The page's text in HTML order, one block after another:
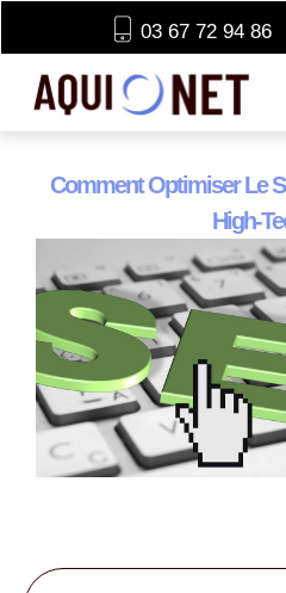
03 67 72 94 86
Comment Optimiser Le
High-